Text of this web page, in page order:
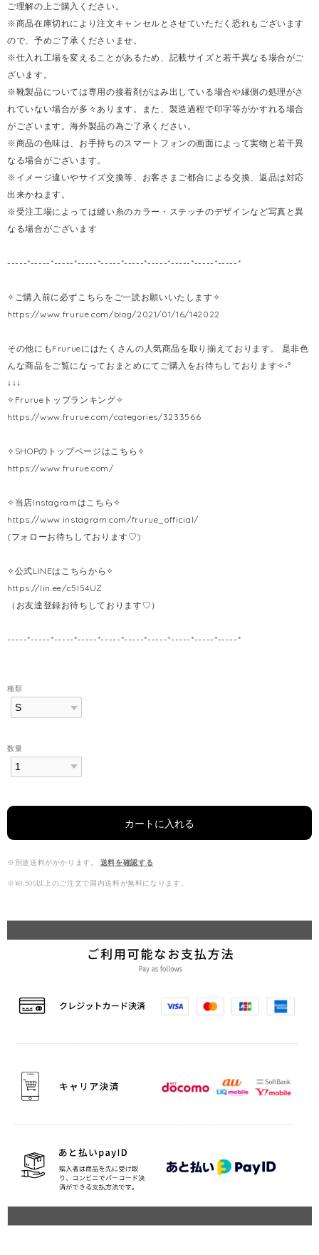
ご理解の上ご購入ください。
※商品在庫切れにより注文キャンセルとさせていただく恐れもございます
ので、予めご了承くださいませ。
※仕入れ工場を変えることがあるため、記載サイズと若干異なる場合がご
ざいます。
※靴製品については専用の接着剤がはみ出している場合や縁側の処理がさ
れていない場合が多々あります。また、製造過程で印字等がかすれる場合
がございます。海外製品の為ご了承ください。
※商品の色味は、お手持ちのスマートフォンの画面によって実物と若干異
なる場合がございます。
※イメージ違いやサイズ交換等、お客さまご都合による交換、返品は対応
出来かねます。
※受注工場によっては縫い糸のカラー・ステッチのデザインなど写真と異
なる場合がございます
-----*-----*-----*-----*-----*-----*-----*-----*-----*-----*
✧ご購入前に必ずこちらをご一読お願いいたします✧
https://www.frurue.com/blog/2021/01/16/142022
その他にもFrurueにはたくさんの人気商品を取り揃えております。 是非色
んな商品をご覧になっておまとめにてご購入をお待ちしております✧˖°
↓↓↓
✧Frurueトップランキング✧
https://www.frurue.com/categories/3233566
✧SHOPのトップページはこちら✧
https://www.frurue.com/
✧当店Instagramはこちら✧
https://www.instagram.com/frurue_official/
(フォローお待ちしております♡)
✧公式LINEはこちらから✧
https://lin.ee/c5l54UZ
（お友達登録お待ちしております♡）
-----*-----*-----*-----*-----*-----*-----*-----*-----*-----*
種類
数量
カートに入れる
※別途送料がかかります。 送料を確認する
※¥8,500以上のご注文で国内送料が無料になります。